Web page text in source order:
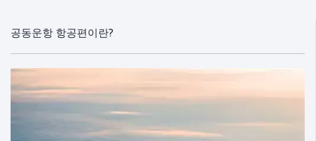
공동운항 항공편이란?